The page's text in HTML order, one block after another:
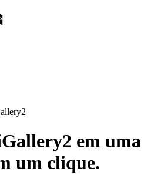
em uma
um clique.